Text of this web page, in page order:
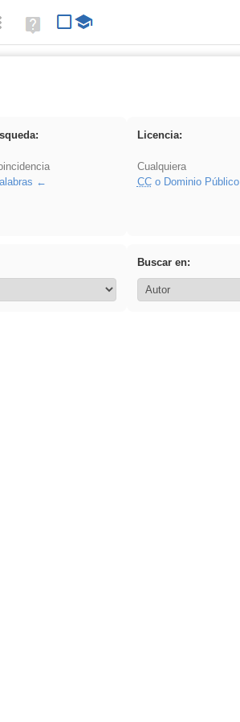
avanzada
Ayuda
(en
Licencia:
Cualquiera
CCo Dominio Público
Buscar en: